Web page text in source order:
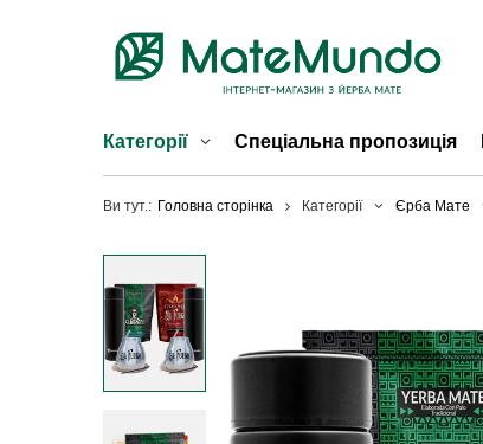
Категорії Спеціальна пропозиція
Ви тут.: Головна сторінка Категорії Єрба Мате